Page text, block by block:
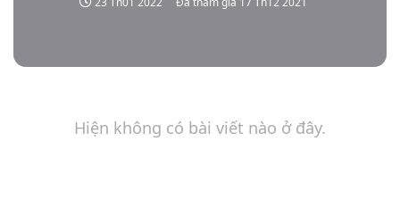
Hiện không có bài viết nào ở đây.